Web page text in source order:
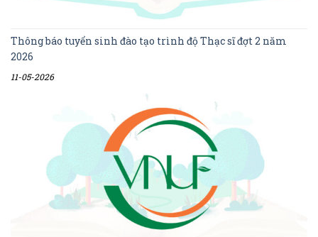
Thông báo tuyển sinh đào tạo trình độ Thạc sĩ đợt 2 năm
2026
11-05-2026